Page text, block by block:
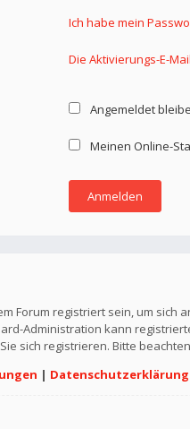
Ich habe mein
Die Aktivierungs-E-
Angemeldet
Meinen Online-
Forum registriert sein, um sich
Administration kann
sich registrieren. Bitte
| Datenschutzerklärung